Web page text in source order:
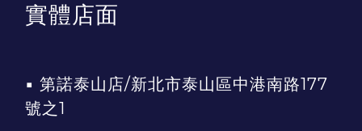
實體店面
▪ 第諾泰山店/新北市泰山區中港南路177
號之1